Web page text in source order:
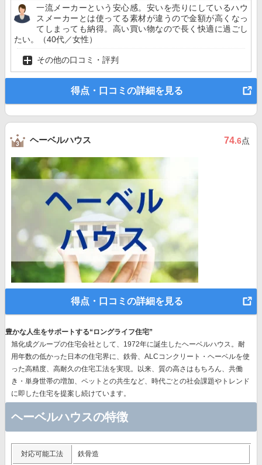
一流メーカーという安心感。安いを売りにしているハウ
スメーカーとは使ってる素材が違うので金額が高くなっ
てしまっても納得。高い買い物なので長く快適に過ごし
たい。（40代／女性）
その他の口コミ・評判
得点・口コミの詳細を見る
ヘーベルハウス 74.6点
得点・口コミの詳細を見る
豊かな人生をサポートする“ロングライフ住宅”
旭化成グループの住宅会社として、1972年に誕生したヘーベルハウス。耐
用年数の低かった日本の住宅界に、鉄骨、ALCコンクリート・ヘーベルを使
った高精度、高耐久の住宅工法を実現。以来、質の高さはもちろん、共働
き・単身世帯の増加、ペットとの共生など、時代ごとの社会課題やトレンド
に即した住宅を提案し続けています。
ヘーベルハウスの特徴
対応可能工法 鉄骨造